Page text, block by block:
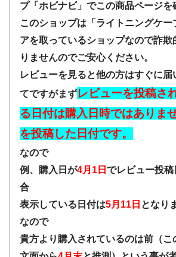
プ「ホビナビ」でこの商品ページを
このショップは「ライトニングケー
アを取っているショップなので詐欺
りませんのでご安心ください。
レビューを見ると他の方はすぐに届
てですがまずレビューを投稿さ
る日付は購入日時ではありま
を投稿した日付です。
なので
例、購入日が4月1日 でレビュー投稿
合
表示している日付は5月11日 となり
なので
貴方より購入されているのは前（こ